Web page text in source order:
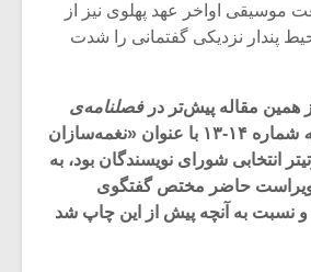
موسیقی اواخر عهد پهلوی نیز از
پندار نزدیکی گفتمانی را شدت
همین مقاله پیش‌تر درفصلنامه‌ی
شماره ۱۴-۱۳ با عنوان «نغمه‌سازان
انتخابی شورای نویسندگان بود، به
حاضر مختص گفتگوی
و نسبت به آنچه پیش از این چاپ شد